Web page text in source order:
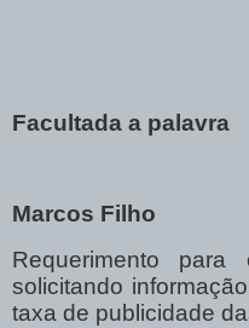
Facultada a palavra
Marcos Filho
Requerimento
solicitando
taxa de publicidade